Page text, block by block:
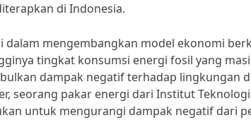
di Indonesia.
dalam mengembangkan model ekonomi
tingkat konsumsi energi fosil yang
dampak negatif terhadap lingkungan
seorang pakar energi dari Institut
untuk mengurangi dampak negatif dari